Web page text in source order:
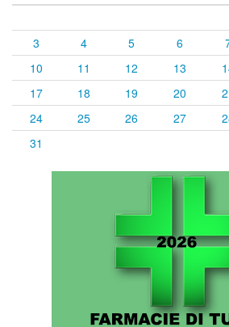
3
4 5 6
10
11 12 13
17
18 19 20
24
25 26 27
31